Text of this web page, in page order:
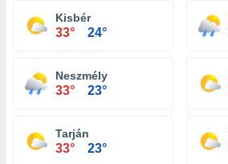
Kisbér
33° 24°
Neszmély
33° 23°
Tarján
33° 23°